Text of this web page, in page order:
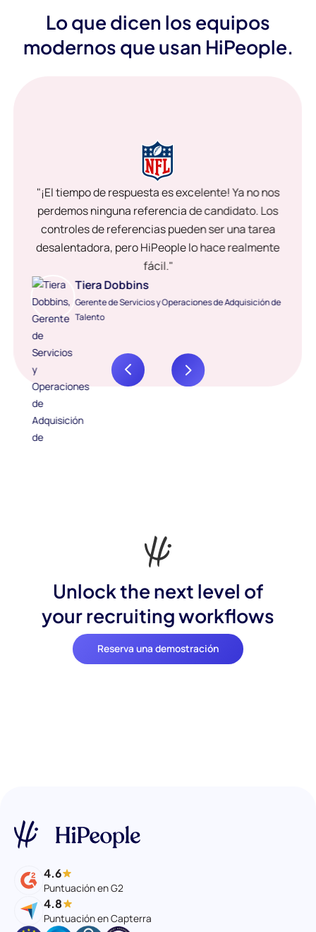
Lo que dicen los equipos
modernos que usan HiPeople.
"¡El tiempo de respuesta es excelente! Ya no nos
perdemos ninguna referencia de candidato. Los
controles de referencias pueden ser una tarea
desalentadora, pero HiPeople lo hace realmente
fácil."
Tiera Dobbins
Gerente de Servicios y Operaciones de Adquisición de
Talento
Unlock the next level of
your recruiting workflows
Reserva una demostración
4.6
Puntuación en G2
4.8
Puntuación en Capterra